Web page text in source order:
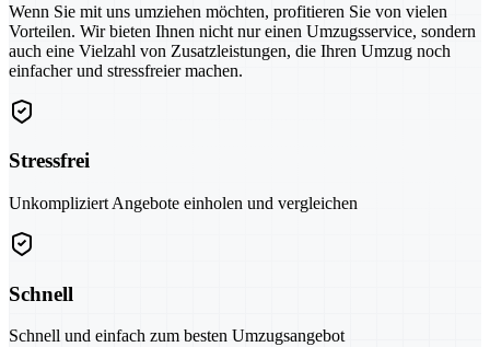
Wenn Sie mit uns umziehen möchten, profitieren Sie von vielen
Vorteilen. Wir bieten Ihnen nicht nur einen Umzugsservice, sondern
auch eine Vielzahl von Zusatzleistungen, die Ihren Umzug noch
einfacher und stressfreier machen.
Stressfrei
Unkompliziert Angebote einholen und vergleichen
Schnell
Schnell und einfach zum besten Umzugsangebot